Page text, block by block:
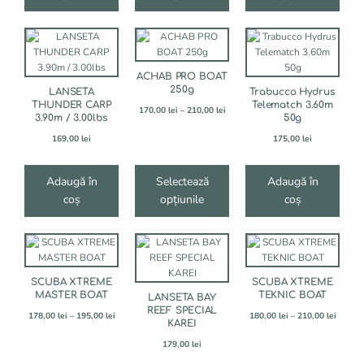
160,00 lei
produsului.
produsului.
produsului.
LANSETA
THUNDER CARP
3.90m / 3.00lbs
169,00 lei
Adaugă în
coș
ACHAB PRO BOAT
250g
170,00 lei – 210,00 leiInterval
Selectează
opțiunile
Acest
produs
are
mai
variații.
pagina
produsului.
Trabucco Hydrus
Telematch 3.60m
50g
175,00 lei
Adaugă în
coș
SCUBA XTREME
MASTER BOAT
178,00 lei – 195,00 leiInterval
Acest
produs
are
mai
multe
variații.
LANSETA BAY
REEF SPECIAL
KAREI
179,00 lei
SCUBA XTREME
TEKNIC BOAT
180,00 lei – 210,00 lei
Acest
produs
are
mai
multe
variații.